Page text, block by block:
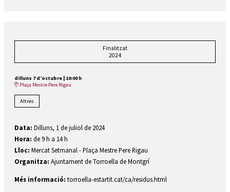
Finalitzat
2024
dilluns 7 d’octubre | 10:00 h
Plaça Mestre Pere Rigau
Altres
Data: Dilluns, 1 de juliol de 2024
Hora: de 9 h a 14 h
Lloc: Mercat Setmanal - Plaça Mestre Pere Rigau
Organitza: Ajuntament de Torroella de Montgrí
Més informació: torroella-estartit.cat/ca/residus.html